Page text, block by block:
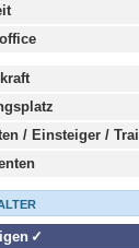
/ Einsteiger /